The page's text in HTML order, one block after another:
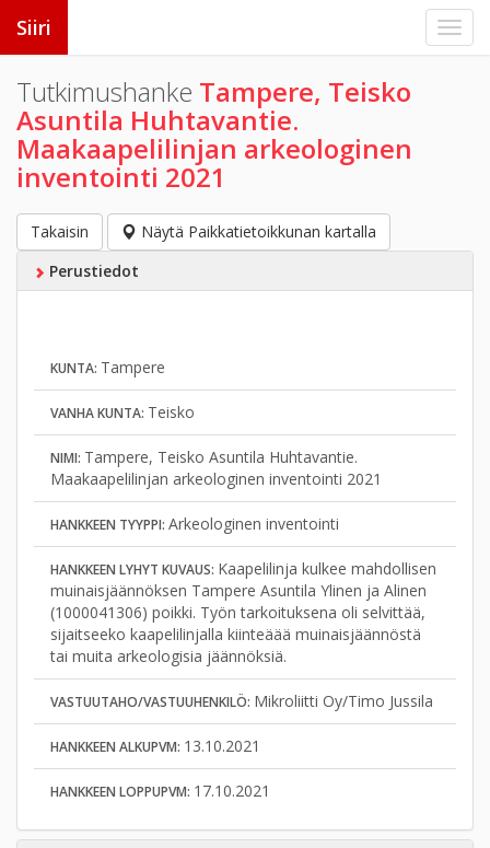
Siiri
Tutkimushanke Tampere, Teisko
Asuntila Huhtavantie.
Maakaapelilinjan arkeologinen
inventointi 2021
Takaisin
Näytä Paikkatietoikkunan kartalla
Perustiedot
KUNTA: Tampere
VANHA KUNTA: Teisko
NIMI: Tampere, Teisko Asuntila Huhtavantie.
Maakaapelilinjan arkeologinen inventointi 2021
HANKKEEN TYYPPI: Arkeologinen inventointi
HANKKEEN LYHYT KUVAUS: Kaapelilinja kulkee mahdollisen
muinaisjäännöksen Tampere Asuntila Ylinen ja Alinen
(1000041306) poikki. Työn tarkoituksena oli selvittää,
sijaitseeko kaapelilinjalla kiinteäää muinaisjäännöstä
tai muita arkeologisia jäännöksiä.
VASTUUTAHO/VASTUUHENKILÖ: Mikroliitti Oy/Timo Jussila
HANKKEEN ALKUPVM: 13.10.2021
HANKKEEN LOPPUPVM: 17.10.2021